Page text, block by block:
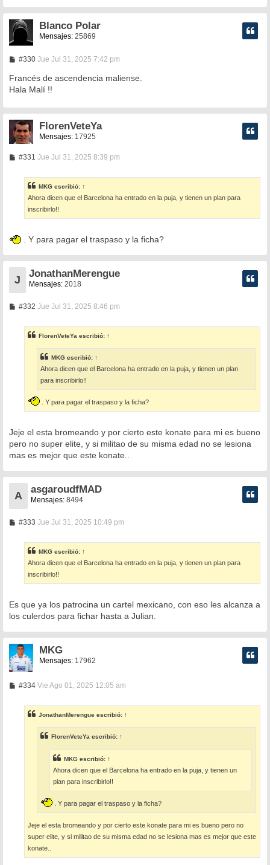
e
Blanco Polar
Mensajes: 25869
#330M
n
s
a
e
Jue Jul 31, 2025 7:42 pm
Francés de ascendencia maliense.
Hala Malí !!
FlorenVeteYa
Mensajes: 17925
#331 M
s
a
j
e
Jue Jul 31, 2025 8:39 pm
MKG escribió: ↑
Ahora dicen que el Barcelona ha entrado en la puja, y tienen un plan para
inscribirlo!!
. Y para pagar el traspaso y la ficha?
J
JonathanMerengue
Mensajes: 2018
#332M
s
a
Jue Jul 31, 2025 8:46 pm
FlorenVeteYa escribió: ↑
MKG escribió: ↑
Ahora dicen que el Barcelona ha entrado en la puja, y tienen un plan
para inscribirlo!!
. Y para pagar el traspaso y la ficha?
Jeje el esta bromeando y por cierto este konate para mi es bueno
pero no super elite, y si militao de su misma edad no se lesiona
mas es mejor que este konate..
A
asgaroudfMAD
Mensajes: 8494
#333M
s
a
j
e
Jue Jul 31, 2025 10:49 pm
MKG escribió: ↑
Ahora dicen que el Barcelona ha entrado en la puja, y tienen un plan para
inscribirlo!!
Es que ya los patrocina un cartel mexicano, con eso les alcanza a
los culerdos para fichar hasta a Julian.
MKG
Mensajes: 17962
#334M
s
a
Vie Ago 01, 2025 12:05 am
JonathanMerengue escribió: ↑
FlorenVeteYa escribió: ↑
MKG escribió: ↑
Ahora dicen que el Barcelona ha entrado en la puja, y tienen un
plan para inscribirlo!!
. Y para pagar el traspaso y la ficha?
Jeje el esta bromeando y por cierto este konate para mi es bueno pero no
super elite, y si militao de su misma edad no se lesiona mas es mejor que este
konate..